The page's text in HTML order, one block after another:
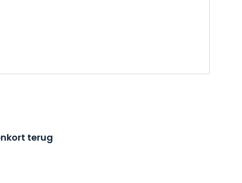
terug